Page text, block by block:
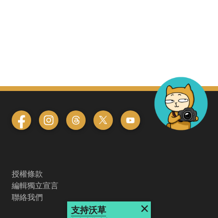
授權條款
編輯獨立宣言
聯絡我們
支持沃草 ×